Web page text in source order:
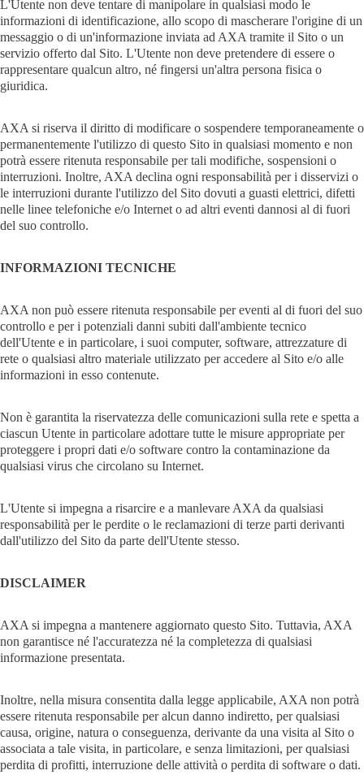
L'Utente non deve tentare di manipolare in qualsiasi modo le
informazioni di identificazione, allo scopo di mascherare l'origine di un
messaggio o di un'informazione inviata ad AXA tramite il Sito o un
servizio offerto dal Sito. L'Utente non deve pretendere di essere o
rappresentare qualcun altro, né fingersi un'altra persona fisica o
giuridica.
AXA si riserva il diritto di modificare o sospendere temporaneamente o
permanentemente l'utilizzo di questo Sito in qualsiasi momento e non
potrà essere ritenuta responsabile per tali modifiche, sospensioni o
interruzioni. Inoltre, AXA declina ogni responsabilità per i disservizi o
le interruzioni durante l'utilizzo del Sito dovuti a guasti elettrici, difetti
nelle linee telefoniche e/o Internet o ad altri eventi dannosi al di fuori
del suo controllo.
INFORMAZIONI TECNICHE
AXA non può essere ritenuta responsabile per eventi al di fuori del suo
controllo e per i potenziali danni subiti dall'ambiente tecnico
dell'Utente e in particolare, i suoi computer, software, attrezzature di
rete o qualsiasi altro materiale utilizzato per accedere al Sito e/o alle
informazioni in esso contenute.
Non è garantita la riservatezza delle comunicazioni sulla rete e spetta a
ciascun Utente in particolare adottare tutte le misure appropriate per
proteggere i propri dati e/o software contro la contaminazione da
qualsiasi virus che circolano su Internet.
L'Utente si impegna a risarcire e a manlevare AXA da qualsiasi
responsabilità per le perdite o le reclamazioni di terze parti derivanti
dall'utilizzo del Sito da parte dell'Utente stesso.
DISCLAIMER
AXA si impegna a mantenere aggiornato questo Sito. Tuttavia, AXA
non garantisce né l'accuratezza né la completezza di qualsiasi
informazione presentata.
Inoltre, nella misura consentita dalla legge applicabile, AXA non potrà
essere ritenuta responsabile per alcun danno indiretto, per qualsiasi
causa, origine, natura o conseguenza, derivante da una visita al Sito o
associata a tale visita, in particolare, e senza limitazioni, per qualsiasi
perdita di profitti, interruzione delle attività o perdita di software o dati.